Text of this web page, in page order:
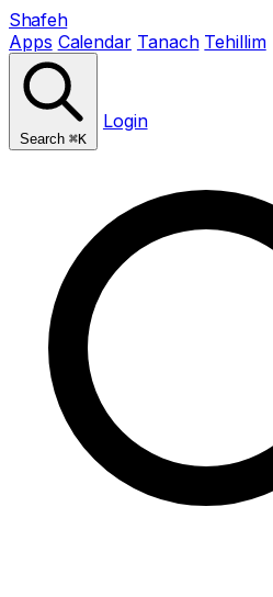
Shafeh
Apps Calendar Tanach Tehillim
Search ⌘K
Login